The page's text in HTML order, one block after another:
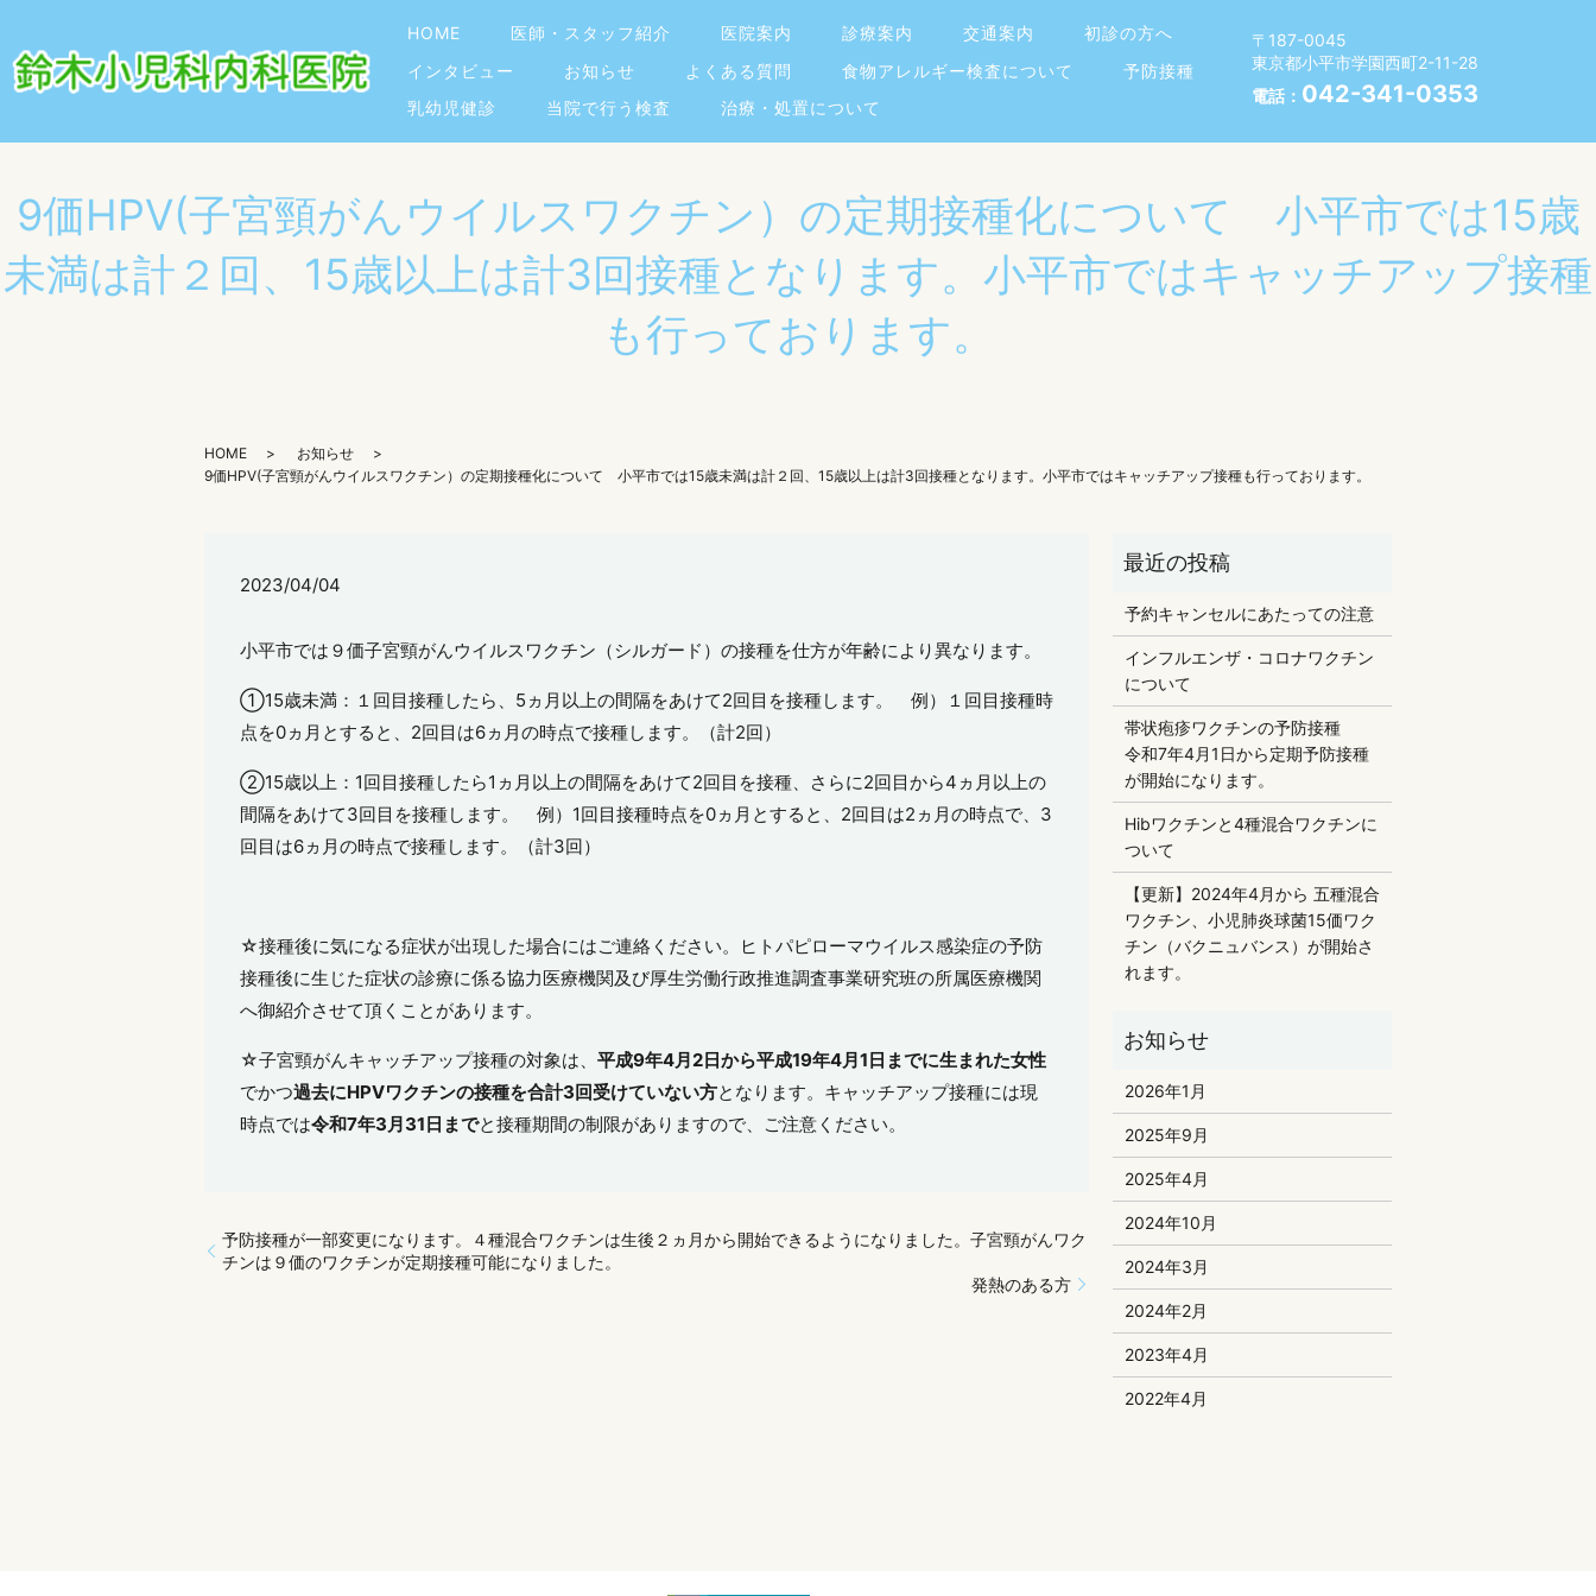
HOME 医師・スタッフ紹介 医院案内 診療案内 交通案内
初診の方へ
インタビュー
お知らせ よくある質問 食物アレルギー検査について
予防接種
乳幼児健診
当院で行う検査 治療・処置について
〒187-0045
東京都小平市学園西町2-11-28
電話： 042-341-0353
9価HPV(子宮頸がんウイルスワクチン）の定期接種化について 小平市では15歳
未満は計２回、15歳以上は計3回接種となります。小平市ではキャッチアップ接種
も行っております。
HOME
お知らせ
9価HPV(子宮頸がんウイルスワクチン）の定期接種化について 小平市では15歳未満は計２回、15歳以上は計3回接種となります。小平市ではキャッチアップ接種も行っております。
2023/04/04
小平市では９価子宮頸がんウイルスワクチン（シルガード）の接種を仕方が年齢により異なります。
①15歳未満：１回目接種したら、5ヵ月以上の間隔をあけて2回目を接種します。 例）１回目接種時
点を0ヵ月とすると、2回目は6ヵ月の時点で接種します。（計2回）
②15歳以上：1回目接種したら1ヵ月以上の間隔をあけて2回目を接種、さらに2回目から4ヵ月以上の
間隔をあけて3回目を接種します。 例）1回目接種時点を0ヵ月とすると、2回目は2ヵ月の時点で、3
回目は6ヵ月の時点で接種します。（計3回）
☆接種後に気になる症状が出現した場合にはご連絡ください。ヒトパピローマウイルス感染症の予防
接種後に生じた症状の診療に係る協力医療機関及び厚生労働行政推進調査事業研究班の所属医療機関
へ御紹介させて頂くことがあります。
☆子宮頸がんキャッチアップ接種の対象は、 平成9年4月2日から平成19年4月1日までに生まれた女性
でかつ過去にHPVワクチンの接種を合計3回受けていない方となります。キャッチアップ接種には現
時点では令和7年3月31日までと接種期間の制限がありますので、ご注意ください。
予防接種が一部変更になります。４種混合ワクチンは生後２ヵ月から開始できるようになりました。子宮頸がんワク
チンは９価のワクチンが定期接種可能になりました。
発熱のある方
予約キャンセルにあたっての注意
インフルエンザ・コロナワクチン
について
帯状疱疹ワクチンの予防接種
令和7年4月1日から定期予防接種
が開始になります。
Hibワクチンと4種混合ワクチンに
ついて
【更新】2024年4月から 五種混合
ワクチン、小児肺炎球菌15価ワク
チン（バクニュバンス）が開始さ
れます。
2026年1月
2025年9月
2025年4月
2024年10月
2024年3月
2024年2月
2023年4月
2022年4月